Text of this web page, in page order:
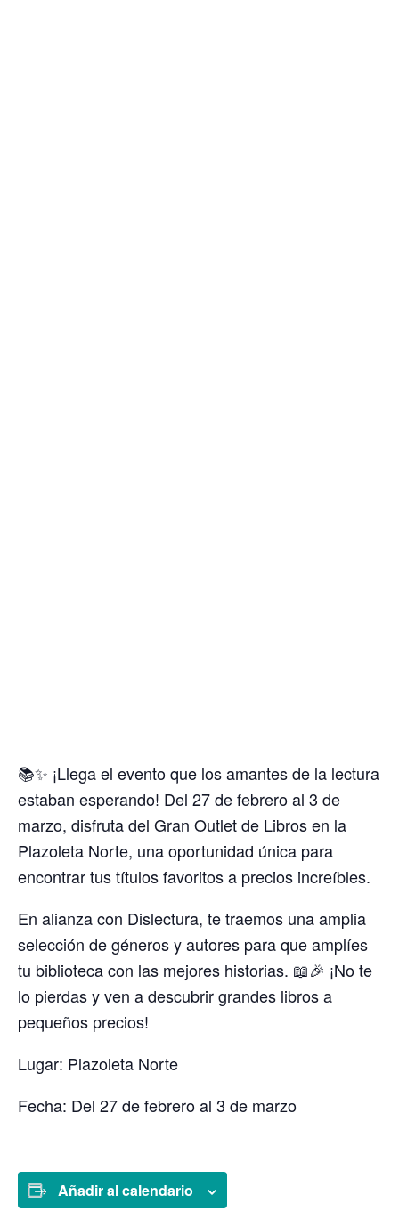
📚✨ ¡Llega el evento que los amantes de la lectura
estaban esperando! Del 27 de febrero al 3 de
marzo, disfruta del Gran Outlet de Libros en la
Plazoleta Norte, una oportunidad única para
encontrar tus títulos favoritos a precios increíbles.
En alianza con Dislectura, te traemos una amplia
selección de géneros y autores para que amplíes
tu biblioteca con las mejores historias. 📖🎉 ¡No te
lo pierdas y ven a descubrir grandes libros a
pequeños precios!
Lugar: Plazoleta Norte
Fecha: Del 27 de febrero al 3 de marzo
Añadir al calendario